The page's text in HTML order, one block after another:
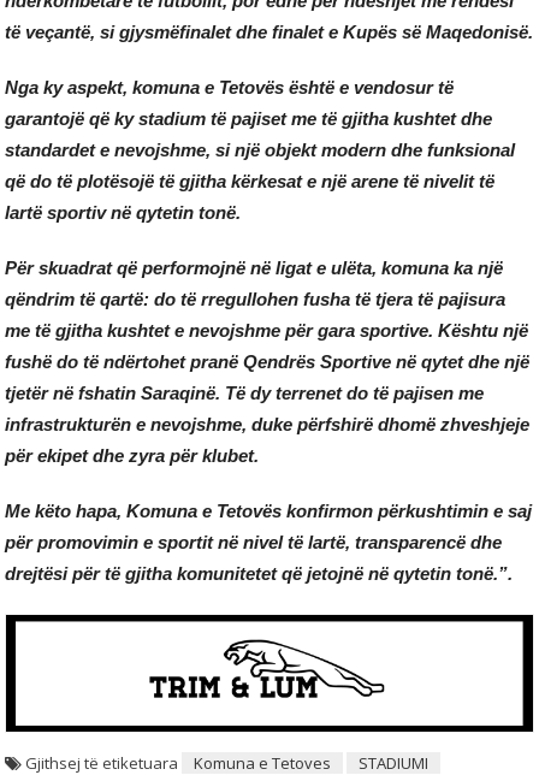
të veçantë, si gjysmëfinalet dhe finalet e Kupës së Maqedonisë.
Nga ky aspekt, komuna e Tetovës është e vendosur të
garantojë që ky stadium të pajiset me të gjitha kushtet dhe
standardet e nevojshme, si një objekt modern dhe funksional
që do të plotësojë të gjitha kërkesat e një arene të nivelit të
lartë sportiv në qytetin tonë.
Për skuadrat që performojnë në ligat e ulëta, komuna ka një
qëndrim të qartë: do të rregullohen fusha të tjera të pajisura
me të gjitha kushtet e nevojshme për gara sportive. Kështu një
fushë do të ndërtohet pranë Qendrës Sportive në qytet dhe një
tjetër në fshatin Saraqinë. Të dy terrenet do të pajisen me
infrastrukturën e nevojshme, duke përfshirë dhomë zhveshjeje
për ekipet dhe zyra për klubet.
Me këto hapa, Komuna e Tetovës konfirmon përkushtimin e saj
për promovimin e sportit në nivel të lartë, transparencë dhe
drejtësi për të gjitha komunitetet që jetojnë në qytetin tonë.”.
Gjithsej të etiketuara Komuna e Tetoves STADIUMI